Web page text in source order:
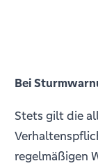
Bei
Stets gilt die
regelmäßigen